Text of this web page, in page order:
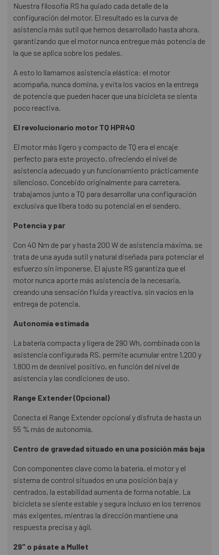
Nuestra filosofía RS ha guiado cada detalle de la
configuración del motor. El resultado es la curva de
asistencia más sutil que hemos desarrollado hasta ahora,
garantizando que el motor nunca entregue más potencia de
la que se aplica sobre los pedales.
A esto lo llamamos asistencia elástica: el motor
acompaña, nunca domina, y evita los vacíos en la entrega
de potencia que pueden hacer que una bicicleta se sienta
poco reactiva.
El revolucionario motor TQ HPR40
El motor más ligero y compacto de TQ era el encaje
perfecto para este proyecto, ofreciendo el nivel de
asistencia adecuado y un funcionamiento prácticamente
silencioso. Concebido originalmente para carretera,
trabajamos junto a TQ para desarrollar una configuración
exclusiva que libera todo su potencial en el sendero.
Potencia y par
Con 40 Nm de par y hasta 200 W de asistencia máxima, se
trata de una ayuda sutil y natural diseñada para potenciar el
esfuerzo sin imponerse. El ajuste RS garantiza que el
motor nunca aporte más asistencia de la necesaria,
creando una sensación fluida y reactiva, sin vacíos en la
entrega de potencia.
Autonomía estimada
La batería compacta y ligera de 290 Wh, combinada con la
asistencia configurada RS, permite acumular entre 1.200 y
1.800 m de desnivel positivo, en función del nivel de
asistencia y las condiciones de uso.
Range Extender (Opcional)
Conecta el Range Extender opcional y disfruta de hasta un
55 % más de autonomía.
Centro de gravedad situado en una posición más baja
Con componentes clave como la batería, el motor y el
sistema de control situados en una posición baja y
centrados, la estabilidad aumenta de forma notable. La
bicicleta se siente estable y segura incluso en los terrenos
más exigentes, mientras la dirección mantiene una
respuesta precisa y ágil.
29" o pásate a Mullet